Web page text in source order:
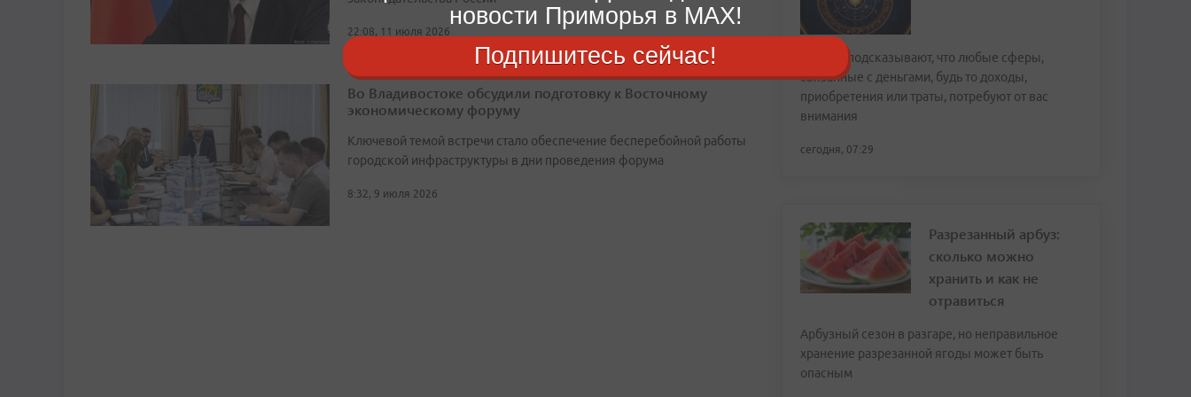
22:08, 11 июля 2026
Во Владивостоке обсудили подготовку к Восточному
экономическому форуму
Ключевой темой встречи стало обеспечение бесперебойной работы
городской инфраструктуры в дни проведения форума
8:32, 9 июля 2026
Звезды подсказывают, что любые сферы,
связанные с деньгами, будь то доходы,
приобретения или траты, потребуют от вас
внимания
сегодня, 07:29
Разрезанный арбуз:
сколько можно
хранить и как не
отравиться
Арбузный сезон в разгаре, но неправильное
хранение разрезанной ягоды может быть
опасным
новости Приморья в MAX!
Подпишитесь сейчас!